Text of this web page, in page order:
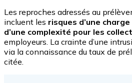
Les reproches adressés au
incluent les risques d’une
d’une complexité pour les
employeurs. La crainte d’une
via la connaissance du taux de
citée.